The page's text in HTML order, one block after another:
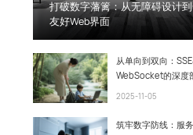
打破数字藩篱：从无障碍设计
友好Web界面
从单向到双向：
WebSocket的深度
2025-11-05
筑牢数字防线：服